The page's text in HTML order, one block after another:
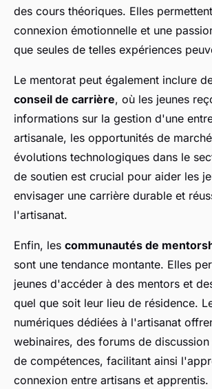
des cours théoriques. Elles
connexion émotionnelle et une
que seules de telles expériences
Le mentorat peut également inclure
conseil de carrière, où les jeunes
informations sur la gestion d'une
artisanale, les opportunités de
évolutions technologiques dans le
de soutien est crucial pour aider les
envisager une carrière durable et
l'artisanat.
Enfin, les communautés de
sont une tendance montante. Elles
jeunes d'accéder à des mentors et
quel que soit leur lieu de résidence.
numériques dédiées à l'artisanat
webinaires, des forums de
de compétences, facilitant ainsi
connexion entre artisans et apprentis.